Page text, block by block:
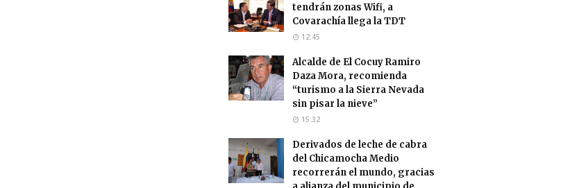
tendrán zonas Wifi, a
Covarachía llega la TDT
12:45
Alcalde de El Cocuy Ramiro
Daza Mora, recomienda
“turismo a la Sierra Nevada
sin pisar la nieve”
15:32
Derivados de leche de cabra
del Chicamocha Medio
recorrerán el mundo, gracias